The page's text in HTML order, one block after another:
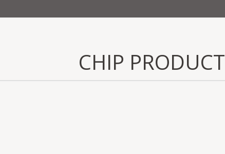
CHIP PRODUCT